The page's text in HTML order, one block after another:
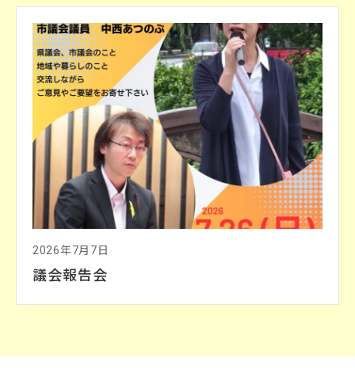
2026年7月7日
議会報告会